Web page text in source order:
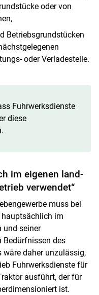
oder von
Betriebsgrundstücken
oder Verladestelle.
Fuhrwerksdienste
diese
im eigenen land-
verwendet“
muss bei
hauptsächlich im
und seiner
des
wäre daher unzulässig,
Fuhrwerksdienste für
ausführt, der für
ist.